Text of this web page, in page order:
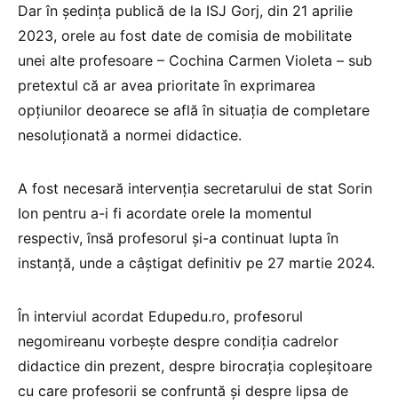
Dar în ședința publică de la ISJ Gorj, din 21 aprilie
2023, orele au fost date de comisia de mobilitate
unei alte profesoare – Cochina Carmen Violeta – sub
pretextul că ar avea prioritate în exprimarea
opțiunilor deoarece se află în situația de completare
nesoluționată a normei didactice.
A fost necesară intervenția secretarului de stat Sorin
Ion pentru a-i fi acordate orele la momentul
respectiv, însă profesorul și-a continuat lupta în
instanță, unde a câștigat definitiv pe 27 martie 2024.
În interviul acordat Edupedu.ro, profesorul
negomireanu vorbește despre condiția cadrelor
didactice din prezent, despre birocrația copleșitoare
cu care profesorii se confruntă și despre lipsa de